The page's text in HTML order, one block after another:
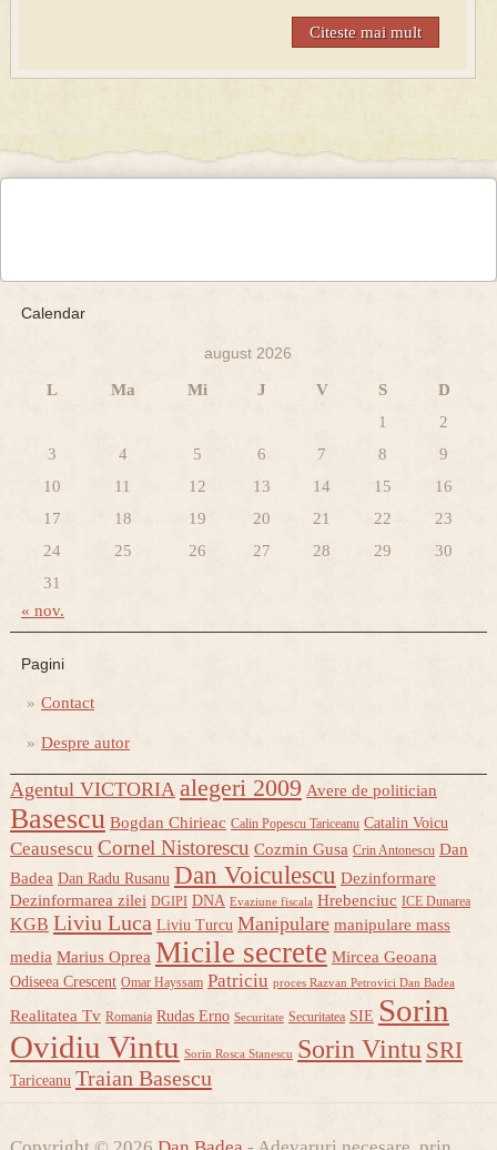
Citeste mai mult
Calendar
august 2026
L Ma Mi J V S
D
1
2
3
4 5 6 7 8
9
10
11 12 13 14 15
16
17
18 19 20 21 22
23
24
25 26 27 28 29
30
31
« nov.
Pagini
Contact
Despre autor
Agentul VICTORIA alegeri 2009 Avere de politician
Basescu Bogdan Chirieac Calin Popescu Tariceanu Catalin Voicu
Ceausescu Cornel Nistorescu Cozmin Gusa Crin Antonescu Dan
Badea Dan Radu Rusanu Dan Voiculescu Dezinformare
Dezinformarea zilei DGIPI DNA Evaziune fiscala Hrebenciuc ICE Dunarea
KGB Liviu Luca Liviu Turcu Manipulare manipulare mass
media Marius Oprea Micile secrete Mircea Geoana
Odiseea Crescent Omar Hayssam Patriciu proces Razvan Petrovici Dan Badea
Realitatea Tv Romania Rudas Erno Securitate Securitatea SIE Sorin
Ovidiu Vintu Sorin Rosca Stanescu Sorin Vintu SRI
Tariceanu Traian Basescu